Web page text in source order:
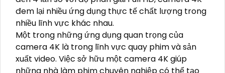
đem lại nhiều ứng dụng thực tế chất lượng trong
nhiều lĩnh vực khác nhau.
Một trong những ứng dụng quan trọng của
camera 4K là trong lĩnh vực quay phim và sản
xuất video. Việc sở hữu một camera 4K giúp
những nhà làm phim chuyên nghiệp có thể tạo